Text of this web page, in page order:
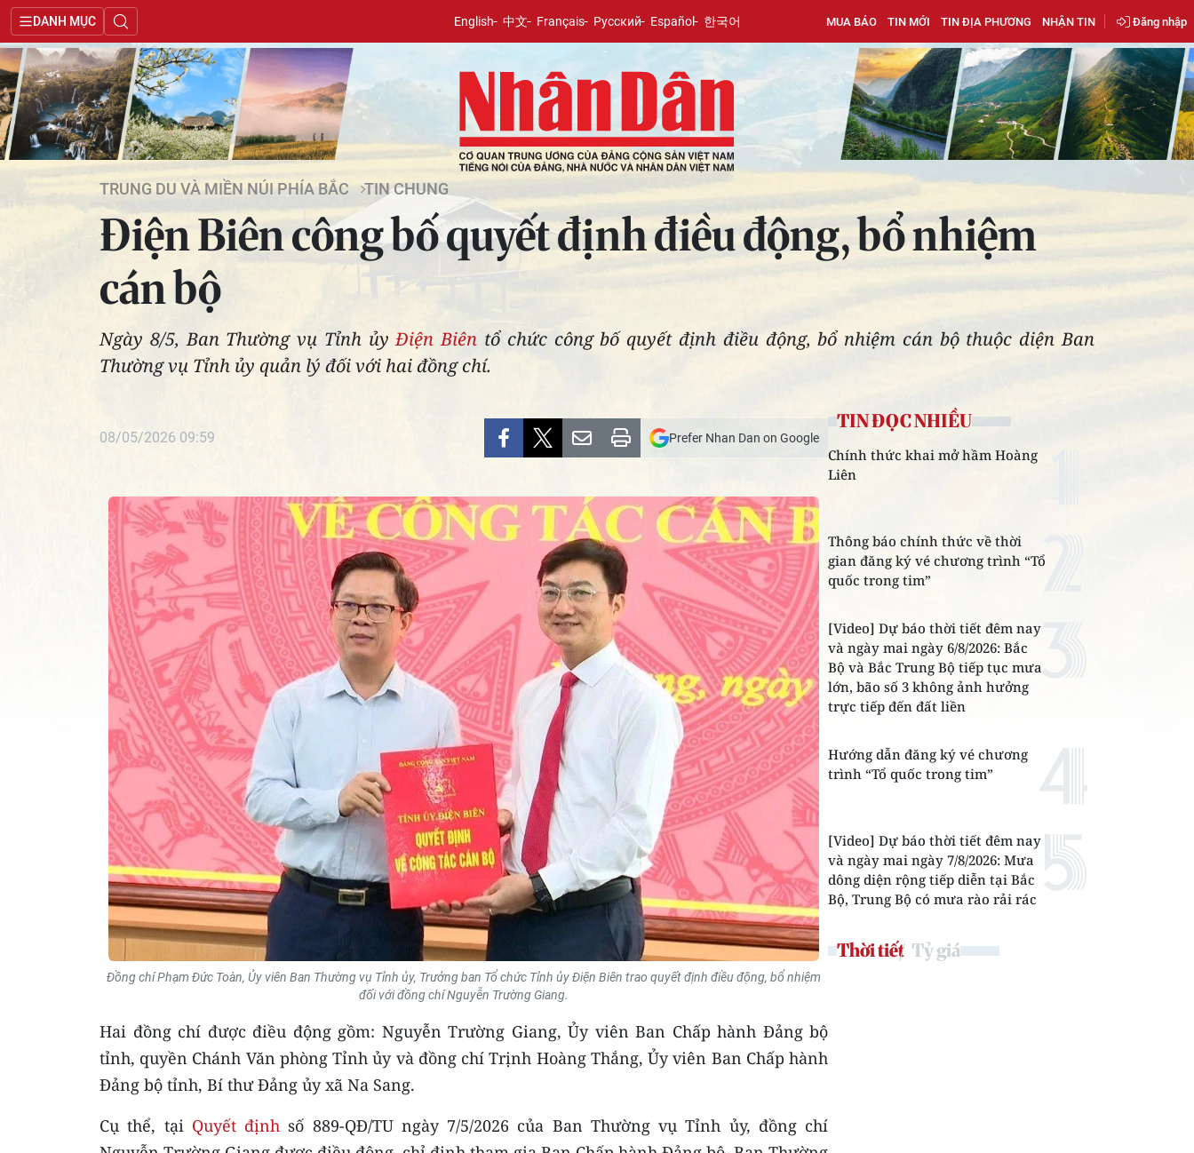
DANH MỤC English 中文 Français Русский Español 한국어 MUA BÁO TIN MỚI TIN ĐỊA PHƯƠNG NHẬN TIN Đăng nhập
TRUNG DU VÀ MIỀN NÚI PHÍA BẮC TIN CHUNG
Điện Biên công bố quyết định điều động, bổ nhiệm
cán bộ
Ngày 8/5, Ban Thường vụ Tỉnh ủyĐiện Biên tổ chức công bố quyết định điều động, bổ nhiệm cán bộ thuộc diện Ban
Thường vụ Tỉnh ủy quản lý đối với hai đồng chí.
08/05/2026 09:59 Prefer Nhan Dan on Google
Đồng chí Phạm Đức Toàn, Ủy viên Ban Thường vụ Tỉnh ủy, Trưởng ban Tổ chức Tỉnh ủy Điện Biên trao quyết định điều động, bổ nhiệm
đối với đồng chí Nguyễn Trường Giang.
Hai đồng chí được điều động gồm: Nguyễn Trường Giang, Ủy viên Ban Chấp hành Đảng bộ
tỉnh, quyền Chánh Văn phòng Tỉnh ủy và đồng chí Trịnh Hoàng Thắng, Ủy viên Ban Chấp hành
Đảng bộ tỉnh, Bí thư Đảng ủy xã Na Sang.
Cụ thể, tại Quyết định số 889-QĐ/TU ngày 7/5/2026 của Ban Thường vụ Tỉnh ủy, đồng chí
TIN ĐỌC NHIỀU
Chính thức khai mở hầm Hoàng
Liên
Thông báo chính thức về thời
gian đăng ký vé chương trình “Tổ
quốc trong tim”
[Video] Dự báo thời tiết đêm nay
và ngày mai ngày 6/8/2026: Bắc
Bộ và Bắc Trung Bộ tiếp tục mưa
lớn, bão số 3 không ảnh hưởng
trực tiếp đến đất liền
Hướng dẫn đăng ký vé chương
trình “Tổ quốc trong tim”
[Video] Dự báo thời tiết đêm nay
và ngày mai ngày 7/8/2026: Mưa
dông diện rộng tiếp diễn tại Bắc
Bộ, Trung Bộ có mưa rào rải rác
Thời tiết Tỷ giá